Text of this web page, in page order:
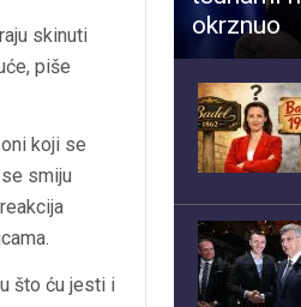
skinuti
piše
koji se
smiju
što ću jesti i
okrznuo